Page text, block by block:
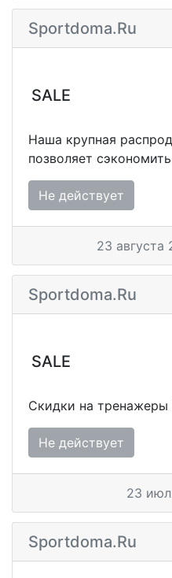
Sportdoma.ru
SALE
Наша крупная
позволяет
Не действует
23 августа
Sportdoma.ru
SALE
Скидки на тренажеры
Не действует
23
Sportdoma.ru